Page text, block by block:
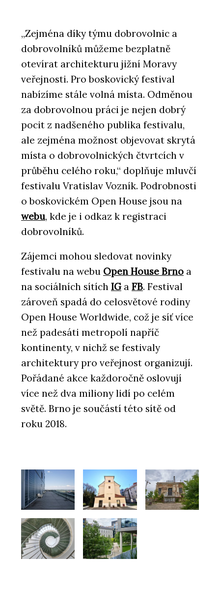
„Zejména díky týmu dobrovolnic a
dobrovolníků můžeme bezplatně
otevírat architekturu jižní Moravy
veřejnosti. Pro boskovický festival
nabízíme stále volná místa. Odměnou
za dobrovolnou práci je nejen dobrý
pocit z nadšeného publika festivalu,
ale zejména možnost objevovat skrytá
místa o dobrovolnických čtvrtcích v
průběhu celého roku,“ doplňuje mluvčí
festivalu Vratislav Vozník. Podrobnosti
o boskovickém Open House jsou na
webu, kde je i odkaz k registraci
dobrovolníků.
Zájemci mohou sledovat novinky
festivalu na webu Open House Brno a
na sociálních sítích IGa FB. Festival
zároveň spadá do celosvětové rodiny
Open House Worldwide, což je síť více
než padesáti metropolí napříč
kontinenty, v nichž se festivaly
architektury pro veřejnost organizují.
Pořádané akce každoročně oslovují
více než dva miliony lidí po celém
světě. Brno je součástí této sítě od
roku 2018.